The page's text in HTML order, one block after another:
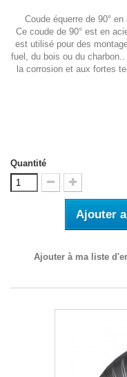
Coude équerre de 90°
Ce coude de 90° est en
est utilisé pour des
fuel, du bois ou du
la corrosion et aux fortes
Quantité
Ajouter
Ajouter à ma liste